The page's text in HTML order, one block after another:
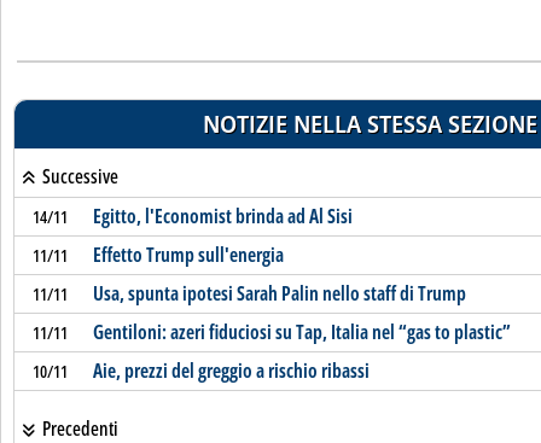
NOTIZIE NELLA STESSA SEZIONE
Successive
14/11 Egitto, l'Economist brinda ad Al Sisi
11/11 Effetto Trump sull'energia
11/11 Usa, spunta ipotesi Sarah Palin nello staff di Trump
11/11 Gentiloni: azeri fiduciosi su Tap, Italia nel “gas to plastic”
10/11 Aie, prezzi del greggio a rischio ribassi
Precedenti